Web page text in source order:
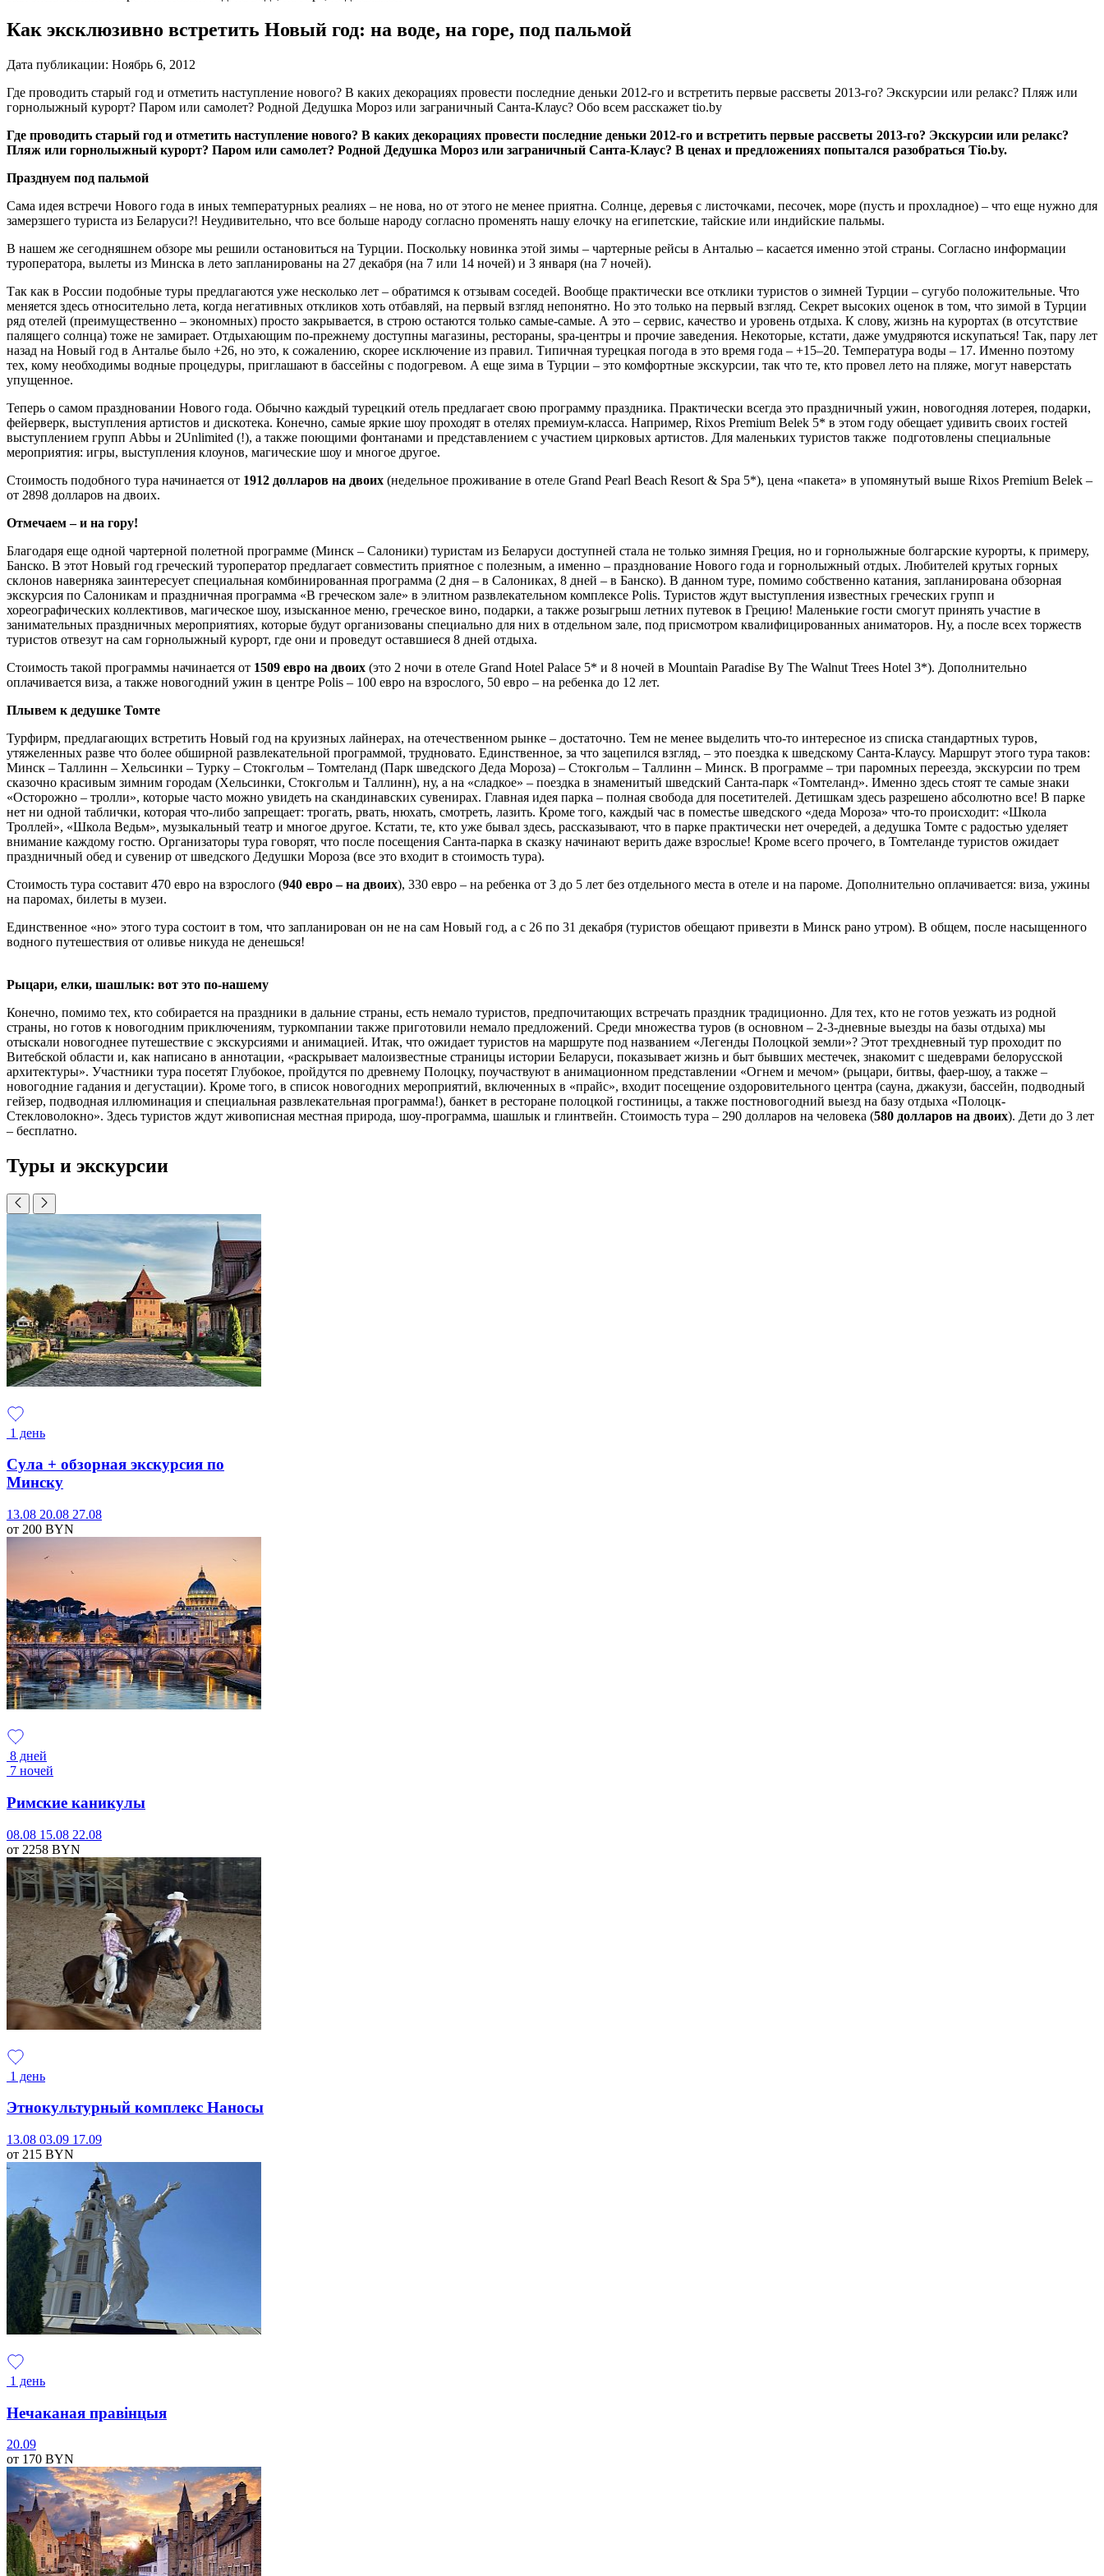
Как эксклюзивно встретить Новый год: на воде, на горе, под пальмой
Дата публикации: Ноябрь 6, 2012
Где проводить старый год и отметить наступление нового? В каких декорациях провести последние деньки 2012-го и встретить первые рассветы 2013-го? Экскурсии или релакс? Пляж или
горнолыжный курорт? Паром или самолет? Родной Дедушка Мороз или заграничный Санта-Клаус? Обо всем расскажет tio.by
Где проводить старый год и отметить наступление нового? В каких декорациях провести последние деньки 2012-го и встретить первые рассветы 2013-го? Экскурсии или релакс?
Пляж или горнолыжный курорт? Паром или самолет? Родной Дедушка Мороз или заграничный Санта-Клаус? В ценах и предложениях попытался разобраться Tio.by.
Празднуем под пальмой
Сама идея встречи Нового года в иных температурных реалиях – не нова, но от этого не менее приятна. Солнце, деревья с листочками, песочек, море (пусть и прохладное) – что еще нужно для
замерзшего туриста из Беларуси?! Неудивительно, что все больше народу согласно променять нашу елочку на египетские, тайские или индийские пальмы.
В нашем же сегодняшнем обзоре мы решили остановиться на Турции. Поскольку новинка этой зимы – чартерные рейсы в Анталью – касается именно этой страны. Согласно информации
туроператора, вылеты из Минска в лето запланированы на 27 декабря (на 7 или 14 ночей) и 3 января (на 7 ночей).
Так как в России подобные туры предлагаются уже несколько лет – обратимся к отзывам соседей. Вообще практически все отклики туристов о зимней Турции – сугубо положительные. Что
меняется здесь относительно лета, когда негативных откликов хоть отбавляй, на первый взгляд непонятно. Но это только на первый взгляд. Секрет высоких оценок в том, что зимой в Турции
ряд отелей (преимущественно – экономных) просто закрывается, в строю остаются только самые-самые. А это – сервис, качество и уровень отдыха. К слову, жизнь на курортах (в отсутствие
палящего солнца) тоже не замирает. Отдыхающим по-прежнему доступны магазины, рестораны, spa-центры и прочие заведения. Некоторые, кстати, даже умудряются искупаться! Так, пару лет
назад на Новый год в Анталье было +26, но это, к сожалению, скорее исключение из правил. Типичная турецкая погода в это время года – +15–20. Температура воды – 17. Именно поэтому
тех, кому необходимы водные процедуры, приглашают в бассейны с подогревом. А еще зима в Турции – это комфортные экскурсии, так что те, кто провел лето на пляже, могут наверстать
упущенное.
Теперь о самом праздновании Нового года. Обычно каждый турецкий отель предлагает свою программу праздника. Практически всегда это праздничный ужин, новогодняя лотерея, подарки,
фейерверк, выступления артистов и дискотека. Конечно, самые яркие шоу проходят в отелях премиум-класса. Например, Rixos Premium Belek 5* в этом году обещает удивить своих гостей
выступлением групп Abbы и 2Unlimited (!), а также поющими фонтанами и представлением с участием цирковых артистов. Для маленьких туристов также подготовлены специальные
мероприятия: игры, выступления клоунов, магические шоу и многое другое.
Стоимость подобного тура начинается от 1912 долларов на двоих (недельное проживание в отеле Grand Pearl Beach Resort & Spa 5*), цена «пакета» в упомянутый выше Rixos Premium Belek –
от 2898 долларов на двоих.
Отмечаем – и на гору!
Благодаря еще одной чартерной полетной программе (Минск – Салоники) туристам из Беларуси доступней стала не только зимняя Греция, но и горнолыжные болгарские курорты, к примеру,
Банско. В этот Новый год греческий туроператор предлагает совместить приятное с полезным, а именно – празднование Нового года и горнолыжный отдых. Любителей крутых горных
склонов наверняка заинтересует специальная комбинированная программа (2 дня – в Салониках, 8 дней – в Банско). В данном туре, помимо собственно катания, запланирована обзорная
экскурсия по Салоникам и праздничная программа «В греческом зале» в элитном развлекательном комплексе Polis. Туристов ждут выступления известных греческих групп и
хореографических коллективов, магическое шоу, изысканное меню, греческое вино, подарки, а также розыгрыш летних путевок в Грецию! Маленькие гости смогут принять участие в
занимательных праздничных мероприятиях, которые будут организованы специально для них в отдельном зале, под присмотром квалифицированных аниматоров. Ну, а после всех торжеств
туристов отвезут на сам горнолыжный курорт, где они и проведут оставшиеся 8 дней отдыха.
Стоимость такой программы начинается от 1509 евро на двоих (это 2 ночи в отеле Grand Hotel Palace 5* и 8 ночей в Mountain Paradise By The Walnut Trees Hotel 3*). Дополнительно
оплачивается виза, а также новогодний ужин в центре Polis – 100 евро на взрослого, 50 евро – на ребенка до 12 лет.
Плывем к дедушке Томте
Турфирм, предлагающих встретить Новый год на круизных лайнерах, на отечественном рынке – достаточно. Тем не менее выделить что-то интересное из списка стандартных туров,
утяжеленных разве что более обширной развлекательной программой, трудновато. Единственное, за что зацепился взгляд, – это поездка к шведскому Санта-Клаусу. Маршрут этого тура таков:
Минск – Таллинн – Хельсинки – Турку – Стокгольм – Томтеланд (Парк шведского Деда Мороза) – Стокгольм – Таллинн – Минск. В программе – три паромных переезда, экскурсии по трем
сказочно красивым зимним городам (Хельсинки, Стокгольм и Таллинн), ну, а на «сладкое» – поездка в знаменитый шведский Санта-парк «Томтеланд». Именно здесь стоят те самые знаки
«Осторожно – тролли», которые часто можно увидеть на скандинавских сувенирах. Главная идея парка – полная свобода для посетителей. Детишкам здесь разрешено абсолютно все! В парке
нет ни одной таблички, которая что-либо запрещает: трогать, рвать, нюхать, смотреть, лазить. Кроме того, каждый час в поместье шведского «деда Мороза» что-то происходит: «Школа
Троллей», «Школа Ведьм», музыкальный театр и многое другое. Кстати, те, кто уже бывал здесь, рассказывают, что в парке практически нет очередей, а дедушка Томте с радостью уделяет
внимание каждому гостю. Организаторы тура говорят, что после посещения Санта-парка в сказку начинают верить даже взрослые! Кроме всего прочего, в Томтеланде туристов ожидает
праздничный обед и сувенир от шведского Дедушки Мороза (все это входит в стоимость тура).
Стоимость тура составит 470 евро на взрослого (940 евро – на двоих), 330 евро – на ребенка от 3 до 5 лет без отдельного места в отеле и на пароме. Дополнительно оплачивается: виза, ужины
на паромах, билеты в музеи.
Единственное «но» этого тура состоит в том, что запланирован он не на сам Новый год, а с 26 по 31 декабря (туристов обещают привезти в Минск рано утром). В общем, после насыщенного
водного путешествия от оливье никуда не денешься!
Рыцари, елки, шашлык: вот это по-нашему
Конечно, помимо тех, кто собирается на праздники в дальние страны, есть немало туристов, предпочитающих встречать праздник традиционно. Для тех, кто не готов уезжать из родной
страны, но готов к новогодним приключениям, туркомпании также приготовили немало предложений. Среди множества туров (в основном – 2-3-дневные выезды на базы отдыха) мы
отыскали новогоднее путешествие с экскурсиями и анимацией. Итак, что ожидает туристов на маршруте под названием «Легенды Полоцкой земли»? Этот трехдневный тур проходит по
Витебской области и, как написано в аннотации, «раскрывает малоизвестные страницы истории Беларуси, показывает жизнь и быт бывших местечек, знакомит с шедеврами белорусской
архитектуры». Участники тура посетят Глубокое, пройдутся по древнему Полоцку, поучаствуют в анимационном представлении «Огнем и мечом» (рыцари, битвы, фаер-шоу, а также –
новогодние гадания и дегустации). Кроме того, в список новогодних мероприятий, включенных в «прайс», входит посещение оздоровительного центра (сауна, джакузи, бассейн, подводный
гейзер, подводная иллюминация и специальная развлекательная программа!), банкет в ресторане полоцкой гостиницы, а также постновогодний выезд на базу отдыха «Полоцк-
Стекловолокно». Здесь туристов ждут живописная местная природа, шоу-программа, шашлык и глинтвейн. Стоимость тура – 290 долларов на человека (580 долларов на двоих). Дети до 3 лет
– бесплатно.
Туры и экскурсии
1 день
Сула + обзорная экскурсия по
Минску
13.08 20.08 27.08
от 200 BYN
8 дней
7 ночей
Римские каникулы
08.08 15.08 22.08
от 2258 BYN
1 день
Этнокультурный комплекс Наносы
13.08 03.09 17.09
от 215 BYN
1 день
Нечаканая правінцыя
20.09
от 170 BYN